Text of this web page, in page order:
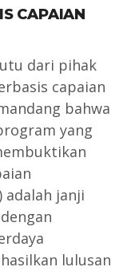
CAPAIAN
dari pihak
capaian
bahwa
yang
adalah janji
lulusan